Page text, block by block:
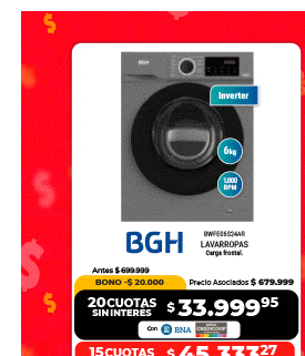
La publicación que
polémica
La controversia comenzó cuando
TikTok
un video publicado por
de
España sobre Argentinaen la